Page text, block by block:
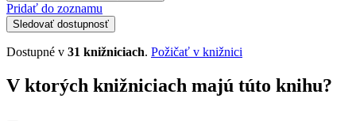
Pridať do zoznamu
Sledovať dostupnosť
Dostupné v 31 knižniciach. Požičať v knižnici
V ktorých knižniciach majú túto knihu?